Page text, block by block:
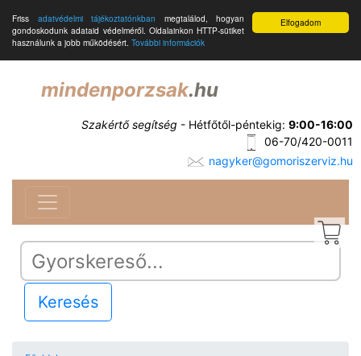
Elfogadom
Friss adatvédelmi tájékoztatónkban megtalálod, hogyan
gondoskodunk adataid védelméről. Oldalainkon HTTP-sütiket
használunk a jobb működésért. További információk
mindenporzsak.hu
Szakértő segítség - Hétfőtől-péntekig: 9:00-16:00
06-70/420-0011
nagyker@gomoriszerviz.hu
Keresés